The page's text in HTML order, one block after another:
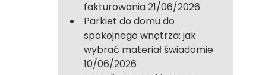
fakturowania21/06/2026
Parkiet do domu do
spokojnego wnętrza: jak
wybrać materiał świadomie
10/06/2026